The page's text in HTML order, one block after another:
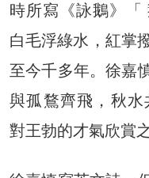
時所寫《詠鵝》「
白毛浮綠水，紅掌
至今千多年。徐嘉
與孤鶩齊飛，秋
對王勃的才氣欣賞之